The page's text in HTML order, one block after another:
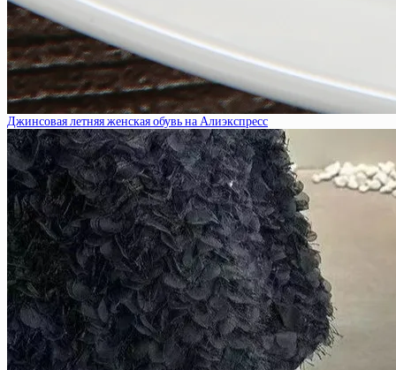
Джинсовая летняя женская обувь на Алиэкспресс